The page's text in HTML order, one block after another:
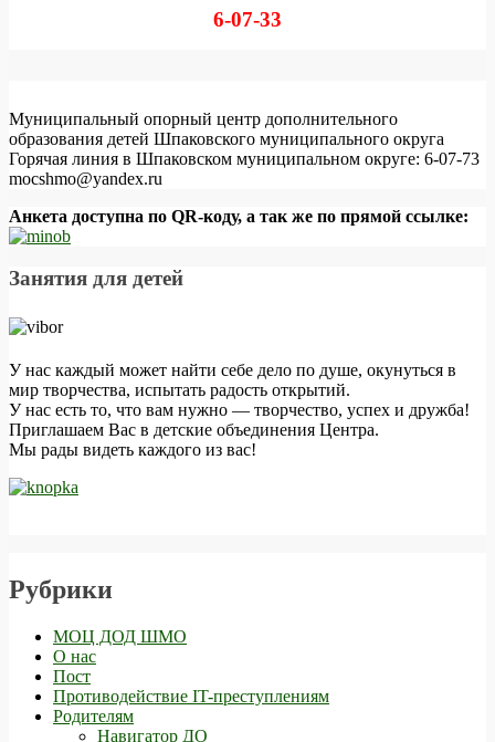
6-07-33
Муниципальный опорный центр дополнительного
образования детей Шпаковского муниципального округа
Горячая линия в Шпаковском муниципальном округе: 6-07-73
mocshmo@yandex.ru
Анкета доступна по QR-коду, а так же по прямой ссылке:
Занятия для детей
У нас каждый может найти себе дело по душе, окунуться в
мир творчества, испытать радость открытий.
У нас есть то, что вам нужно — творчество, успех и дружба!
Приглашаем Вас в детские объединения Центра.
Мы рады видеть каждого из вас!
Рубрики
МОЦ ДОД ШМО
О нас
Пост
Противодействие IT-преступлениям
Родителям
Навигатор ДО